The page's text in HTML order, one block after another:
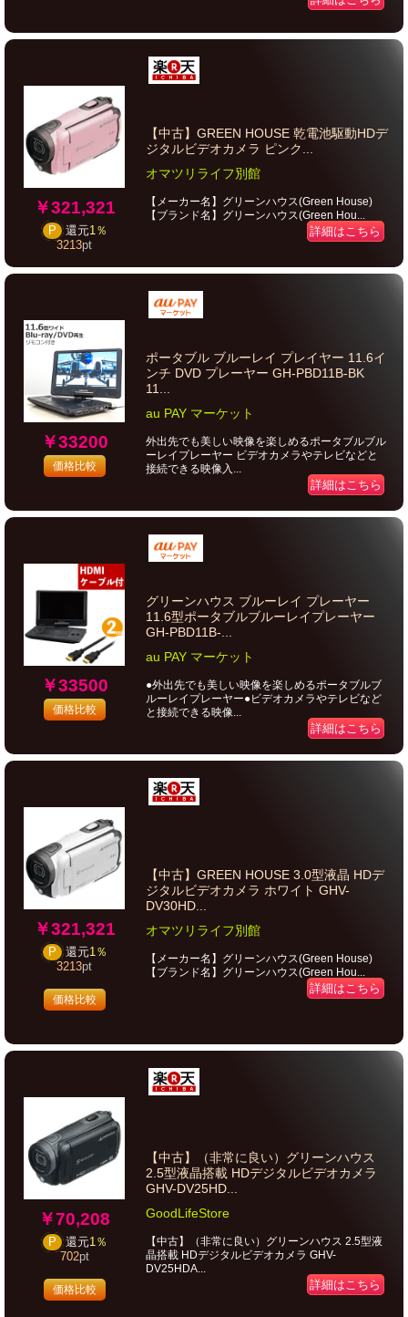
￥321,321
P 還元1％
3213pt
【中古】GREEN HOUSE 乾電池駆動HDデ
ジタルビデオカメラ ピンク...
オマツリライフ別館
【メーカー名】グリーンハウス(Green House)
【ブランド名】グリーンハウス(Green Hou...
詳細はこちら
￥33200
価格比較
ポータブル ブルーレイ プレイヤー 11.6イ
ンチ DVD プレーヤー GH-PBD11B-BK
11...
au PAY マーケット
外出先でも美しい映像を楽しめるポータブルブル
ーレイプレーヤー ビデオカメラやテレビなどと
接続できる映像入...
詳細はこちら
￥33500
価格比較
グリーンハウス ブルーレイ プレーヤー
11.6型ポータブルブルーレイプレーヤー
GH-PBD11B-...
au PAY マーケット
●外出先でも美しい映像を楽しめるポータブルブ
ルーレイプレーヤー●ビデオカメラやテレビなど
と接続できる映像...
詳細はこちら
￥321,321
P 還元1％
3213pt
価格比較
【中古】GREEN HOUSE 3.0型液晶 HDデ
ジタルビデオカメラ ホワイト GHV-
DV30HD...
オマツリライフ別館
【メーカー名】グリーンハウス(Green House)
【ブランド名】グリーンハウス(Green Hou...
詳細はこちら
￥70,208
P 還元1％
702pt
価格比較
【中古】（非常に良い）グリーンハウス
2.5型液晶搭載 HDデジタルビデオカメラ
GHV-DV25HD...
GoodLifeStore
【中古】（非常に良い）グリーンハウス 2.5型液
晶搭載 HDデジタルビデオカメラ GHV-
DV25HDA...
詳細はこちら